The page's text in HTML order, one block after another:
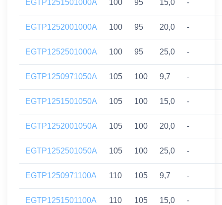
EGTP1251501000A 100 95 15,0 -
EGTP1252001000A 100 95 20,0 -
EGTP1252501000A 100 95 25,0 -
EGTP1250971050A 105 100 9,7 -
EGTP1251501050A 105 100 15,0 -
EGTP1252001050A 105 100 20,0 -
EGTP1252501050A 105 100 25,0 -
EGTP1250971100A 110 105 9,7 -
EGTP1251501100A 110 105 15,0 -